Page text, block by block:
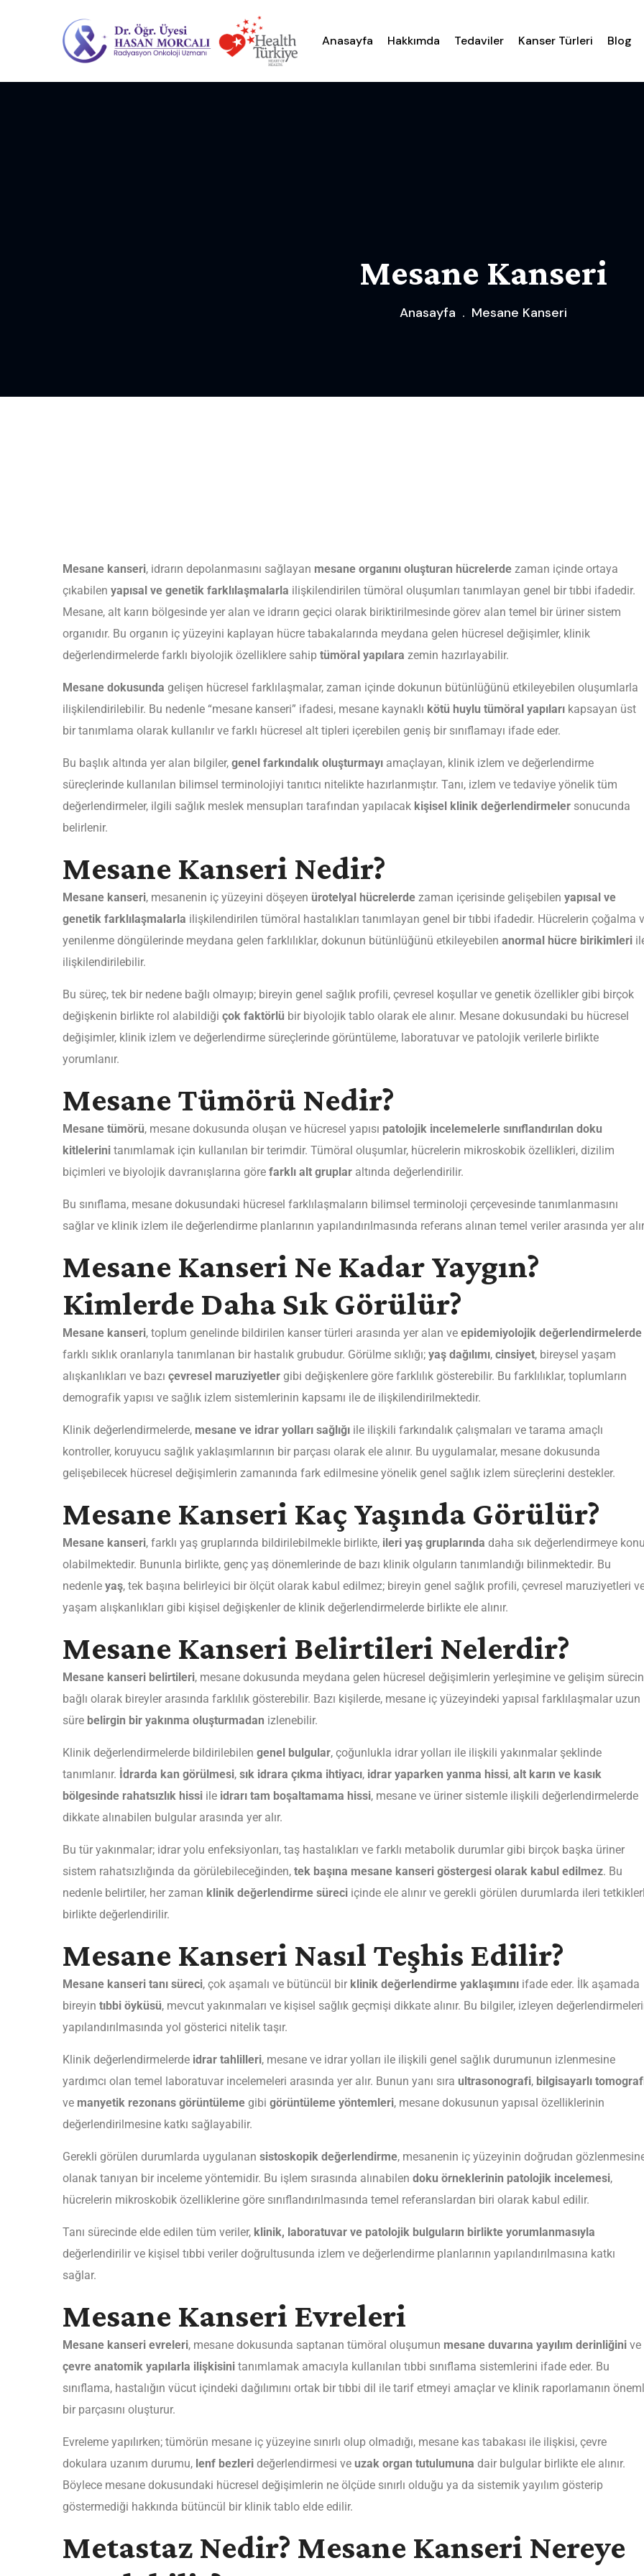
Anasayfa Hakkımda Tedaviler Kanser Türleri Blog
Mesane Kanseri
Anasayfa Mesane Kanseri
Mesane kanseri, idrarın depolanmasını sağlayan mesane organını oluşturan hücrelerde zaman içinde ortaya
çıkabilen yapısal ve genetik farklılaşmalarla ilişkilendirilen tümöral oluşumları tanımlayan genel bir tıbbi ifadedir.
Mesane, alt karın bölgesinde yer alan ve idrarın geçici olarak biriktirilmesinde görev alan temel bir üriner sistem
organıdır. Bu organın iç yüzeyini kaplayan hücre tabakalarında meydana gelen hücresel değişimler, klinik
değerlendirmelerde farklı biyolojik özelliklere sahip tümöral yapılara zemin hazırlayabilir.
Mesane dokusunda gelişen hücresel farklılaşmalar, zaman içinde dokunun bütünlüğünü etkileyebilen oluşumlarla
ilişkilendirilebilir. Bu nedenle “mesane kanseri” ifadesi, mesane kaynaklı kötü huylu tümöral yapıları kapsayan üst
bir tanımlama olarak kullanılır ve farklı hücresel alt tipleri içerebilen geniş bir sınıflamayı ifade eder.
Bu başlık altında yer alan bilgiler, genel farkındalık oluşturmayı amaçlayan, klinik izlem ve değerlendirme
süreçlerinde kullanılan bilimsel terminolojiyi tanıtıcı nitelikte hazırlanmıştır. Tanı, izlem ve tedaviye yönelik tüm
değerlendirmeler, ilgili sağlık meslek mensupları tarafından yapılacak kişisel klinik değerlendirmeler sonucunda
belirlenir.
Mesane Kanseri Nedir?
Mesane kanseri, mesanenin iç yüzeyini döşeyen ürotelyal hücrelerde zaman içerisinde gelişebilen yapısal ve
genetik farklılaşmalarla ilişkilendirilen tümöral hastalıkları tanımlayan genel bir tıbbi ifadedir. Hücrelerin çoğalma
yenilenme döngülerinde meydana gelen farklılıklar, dokunun bütünlüğünü etkileyebilen anormal hücre birikimleri
ilişkilendirilebilir.
Bu süreç, tek bir nedene bağlı olmayıp; bireyin genel sağlık profili, çevresel koşullar ve genetik özellikler gibi birçok
değişkenin birlikte rol alabildiği çok faktörlü bir biyolojik tablo olarak ele alınır. Mesane dokusundaki bu hücresel
değişimler, klinik izlem ve değerlendirme süreçlerinde görüntüleme, laboratuvar ve patolojik verilerle birlikte
yorumlanır.
Mesane Tümörü Nedir?
Mesane tümörü, mesane dokusunda oluşan ve hücresel yapısı patolojik incelemelerle sınıflandırılan doku
kitlelerini tanımlamak için kullanılan bir terimdir. Tümöral oluşumlar, hücrelerin mikroskobik özellikleri, dizilim
biçimleri ve biyolojik davranışlarına göre farklı alt gruplar altında değerlendirilir.
Bu sınıflama, mesane dokusundaki hücresel farklılaşmaların bilimsel terminoloji çerçevesinde tanımlanmasını
sağlar ve klinik izlem ile değerlendirme planlarının yapılandırılmasında referans alınan temel veriler arasında yer
Mesane Kanseri Ne Kadar Yaygın?
Kimlerde Daha Sık Görülür?
Mesane kanseri, toplum genelinde bildirilen kanser türleri arasında yer alan ve epidemiyolojik değerlendirmelerde
farklı sıklık oranlarıyla tanımlanan bir hastalık grubudur. Görülme sıklığı; yaş dağılımı, cinsiyet, bireysel yaşam
alışkanlıkları ve bazı çevresel maruziyetler gibi değişkenlere göre farklılık gösterebilir. Bu farklılıklar, toplumların
demografik yapısı ve sağlık izlem sistemlerinin kapsamı ile de ilişkilendirilmektedir.
Klinik değerlendirmelerde, mesane ve idrar yolları sağlığı ile ilişkili farkındalık çalışmaları ve tarama amaçlı
kontroller, koruyucu sağlık yaklaşımlarının bir parçası olarak ele alınır. Bu uygulamalar, mesane dokusunda
gelişebilecek hücresel değişimlerin zamanında fark edilmesine yönelik genel sağlık izlem süreçlerini destekler.
Mesane Kanseri Kaç Yaşında Görülür?
Mesane kanseri, farklı yaş gruplarında bildirilebilmekle birlikte, ileri yaş gruplarında daha sık değerlendirmeye konu
olabilmektedir. Bununla birlikte, genç yaş dönemlerinde de bazı klinik olguların tanımlandığı bilinmektedir. Bu
nedenle yaş, tek başına belirleyici bir ölçüt olarak kabul edilmez; bireyin genel sağlık profili, çevresel maruziyetleri
yaşam alışkanlıkları gibi kişisel değişkenler de klinik değerlendirmelerde birlikte ele alınır.
Mesane Kanseri Belirtileri Nelerdir?
Mesane kanseri belirtileri, mesane dokusunda meydana gelen hücresel değişimlerin yerleşimine ve gelişim
bağlı olarak bireyler arasında farklılık gösterebilir. Bazı kişilerde, mesane iç yüzeyindeki yapısal farklılaşmalar uzun
süre belirgin bir yakınma oluşturmadan izlenebilir.
Klinik değerlendirmelerde bildirilebilen genel bulgular, çoğunlukla idrar yolları ile ilişkili yakınmalar şeklinde
tanımlanır. İdrarda kan görülmesi, sık idrara çıkma ihtiyacı, idrar yaparken yanma hissi, alt karın ve kasık
bölgesinde rahatsızlık hissi ile idrarı tam boşaltamama hissi, mesane ve üriner sistemle ilişkili değerlendirmelerde
dikkate alınabilen bulgular arasında yer alır.
Bu tür yakınmalar; idrar yolu enfeksiyonları, taş hastalıkları ve farklı metabolik durumlar gibi birçok başka üriner
sistem rahatsızlığında da görülebileceğinden, tek başına mesane kanseri göstergesi olarak kabul edilmez. Bu
nedenle belirtiler, her zaman klinik değerlendirme süreci içinde ele alınır ve gerekli görülen durumlarda ileri
birlikte değerlendirilir.
Mesane Kanseri Nasıl Teşhis Edilir?
Mesane kanseri tanı süreci, çok aşamalı ve bütüncül bir klinik değerlendirme yaklaşımını ifade eder. İlk aşamada
bireyin tıbbi öyküsü, mevcut yakınmaları ve kişisel sağlık geçmişi dikkate alınır. Bu bilgiler, izleyen
yapılandırılmasında yol gösterici nitelik taşır.
Klinik değerlendirmelerde idrar tahlilleri, mesane ve idrar yolları ile ilişkili genel sağlık durumunun izlenmesine
yardımcı olan temel laboratuvar incelemeleri arasında yer alır. Bunun yanı sıra ultrasonografi, bilgisayarlı
ve manyetik rezonans görüntüleme gibi görüntüleme yöntemleri, mesane dokusunun yapısal özelliklerinin
değerlendirilmesine katkı sağlayabilir.
Gerekli görülen durumlarda uygulanan sistoskopik değerlendirme, mesanenin iç yüzeyinin doğrudan
olanak tanıyan bir inceleme yöntemidir. Bu işlem sırasında alınabilen doku örneklerinin patolojik incelemesi,
hücrelerin mikroskobik özelliklerine göre sınıflandırılmasında temel referanslardan biri olarak kabul edilir.
Tanı sürecinde elde edilen tüm veriler, klinik, laboratuvar ve patolojik bulguların birlikte yorumlanmasıyla
değerlendirilir ve kişisel tıbbi veriler doğrultusunda izlem ve değerlendirme planlarının yapılandırılmasına katkı
sağlar.
Mesane Kanseri Evreleri
Mesane kanseri evreleri, mesane dokusunda saptanan tümöral oluşumun mesane duvarına yayılım derinliğini ve
çevre anatomik yapılarla ilişkisini tanımlamak amacıyla kullanılan tıbbi sınıflama sistemlerini ifade eder. Bu
sınıflama, hastalığın vücut içindeki dağılımını ortak bir tıbbi dil ile tarif etmeyi amaçlar ve klinik raporlamanın
bir parçasını oluşturur.
Evreleme yapılırken; tümörün mesane iç yüzeyine sınırlı olup olmadığı, mesane kas tabakası ile ilişkisi, çevre
dokulara uzanım durumu, lenf bezleri değerlendirmesi ve uzak organ tutulumuna dair bulgular birlikte ele alınır.
Böylece mesane dokusundaki hücresel değişimlerin ne ölçüde sınırlı olduğu ya da sistemik yayılım gösterip
göstermediği hakkında bütüncül bir klinik tablo elde edilir.
Metastaz Nedir? Mesane Kanseri Nereye